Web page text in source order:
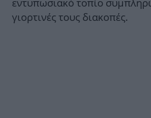
γιορτινές τους διακοπές.